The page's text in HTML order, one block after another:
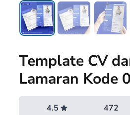
Template CV
Lamaran Kode
4.5 472